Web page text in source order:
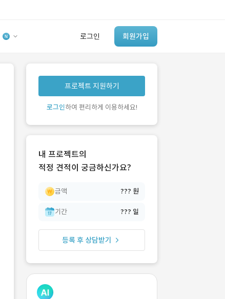
로그인 회원가입
유사사례 검색 AI
‘이런 거’ 만들어본
개발 회사 있어?
프로젝트 지원하기
로그인하여 편리하게 이용하세요!
내 프로젝트의
적정 견적이 궁금하신가요?
금액 ??? 원
기간 ??? 일
등록 후 상담받기